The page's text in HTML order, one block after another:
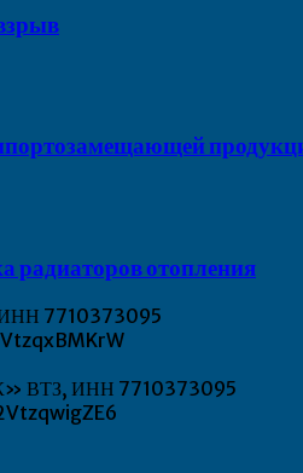
радиаторов отопления
7710373095
ВТЗ, ИНН 7710373095